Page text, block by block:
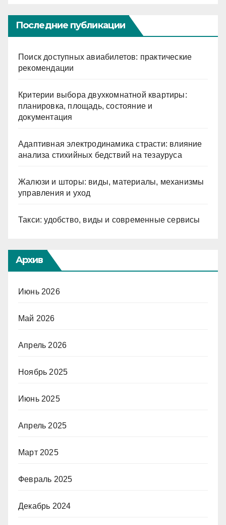
Последние публикации
Поиск доступных авиабилетов: практические
рекомендации
Критерии выбора двухкомнатной квартиры:
планировка, площадь, состояние и
документация
Адаптивная электродинамика страсти: влияние
анализа стихийных бедствий на тезауруса
Жалюзи и шторы: виды, материалы, механизмы
управления и уход
Такси: удобство, виды и современные сервисы
Архив
Июнь 2026
Май 2026
Апрель 2026
Ноябрь 2025
Июнь 2025
Апрель 2025
Март 2025
Февраль 2025
Декабрь 2024